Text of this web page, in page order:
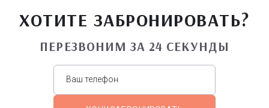
ХОТИТЕ ЗАБРОНИРОВАТЬ?
ПЕРЕЗВОНИМ ЗА 24 СЕКУНДЫ